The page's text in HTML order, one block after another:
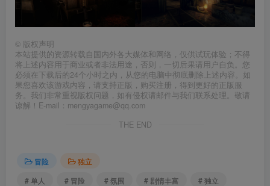
© 版权声明
本站提供的资源转载自国内外各大媒体和网络，仅供试玩体验；不得
将上述内容用于商业或者非法用途，否则，一切后果请用户自负。您
必须在下载后的24个小时之内，从您的电脑中彻底删除上述内容。如
果您喜欢该游戏内容，请支持正版，购买注册，得到更好的正版服
务。我们非常重视版权问题，如有侵权请邮件与我们联系处理。敬请
谅解！E-mail：mengyagame@qq.com
THE END
冒险
独立
# 单人
# 冒险 # 氛围 # 剧情丰富
# 独立